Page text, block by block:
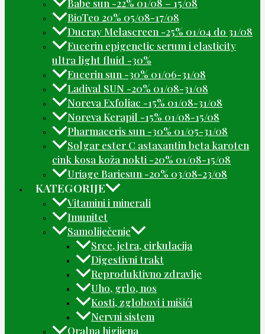
Babe sun -22% 01/08 – 15/08
BioTeo 20% 05/08-17/08
Ducray Melascreen -25% 01/04 do 31/08
Eucerin epigenetic serum i elasticity
ultra light fluid -30%
Eucerin sun -30% 01/06-31/08
Ladival SUN -20% 01/08-31/08
Noreva Exfoliac -15% 01/08-31/08
Noreva Kerapil -15% 01/08-15/08
Pharmaceris sun -30% 01/05-31/08
Solgar ester C astaxantin beta karoten
cink kosa koža nokti -20% 01/08-15/08
Uriage Bariesun -20% 03/08-23/08
KATEGORIJE
Vitamini i minerali
Imunitet
Samoliječenje
Srce, jetra, cirkulacija
Digestivni trakt
Reproduktivno zdravlje
Uho, grlo, nos
Kosti, zglobovi i mišići
Nervni sistem
Oralna higijena